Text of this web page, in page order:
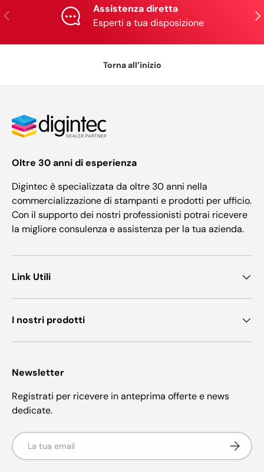
Indietro
Assistenza diretta
Esperti a tua disposizione
Torna all’inizio
Oltre 30 anni di esperienza
Digintec è specializzata da oltre 30 anni nella
commercializzazione di stampanti e prodotti per ufficio.
Con il supporto dei nostri professionisti potrai ricevere
la migliore consulenza e assistenza per la tua azienda.
Link Utili
I nostri prodotti
Newsletter
Registrati per ricevere in anteprima offerte e news
dedicate.
Email Iscriviti